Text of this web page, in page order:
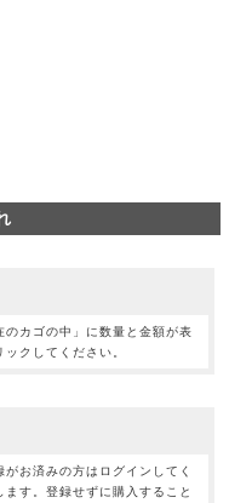
のカゴの中」に数量と金額が表
クしてください。
お済みの方はログインしてく
す。登録せずに購入すること